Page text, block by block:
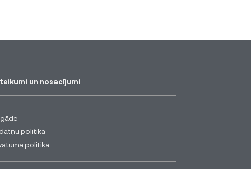
un nosacījumi
politika
politika